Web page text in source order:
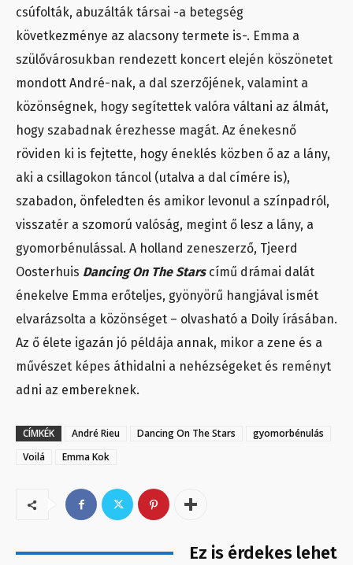
csúfolták, abuzálták társai -a betegség
következménye az alacsony termete is-. Emma a
szülővárosukban rendezett koncert elején köszönetet
mondott André-nak, a dal szerzőjének, valamint a
közönségnek, hogy segítettek valóra váltani az álmát,
hogy szabadnak érezhesse magát. Az énekesnő
röviden ki is fejtette, hogy éneklés közben ő az a lány,
aki a csillagokon táncol (utalva a dal címére is),
szabadon, önfeledten és amikor levonul a színpadról,
visszatér a szomorú valóság, megint ő lesz a lány, a
gyomorbénulással. A holland zeneszerző, Tjeerd
Oosterhuis Dancing On The Stars című drámai dalát
énekelve Emma erőteljes, gyönyörű hangjával ismét
elvarázsolta a közönséget – olvasható a Doily írásában.
Az ő élete igazán jó példája annak, mikor a zene és a
művészet képes áthidalni a nehézségeket és reményt
adni az embereknek.
CÍMKÉK André Rieu Dancing On The Stars
gyomorbénulás
Voilá
Emma Kok
Ez is érdekes lehet